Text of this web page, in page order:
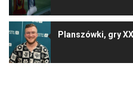
Planszówki, gry